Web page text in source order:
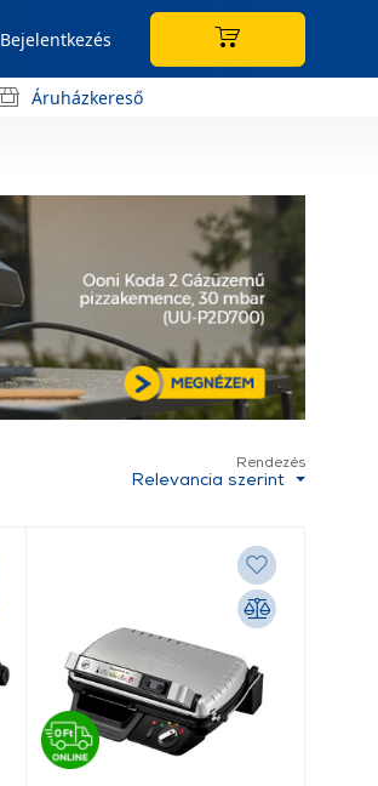
Bejelentkezés
Áruházkereső
Rendezés
Relevancia szerint